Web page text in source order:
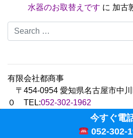
水器のお取替えです に 加古
Search for:
有限会社都商事
〒454-0954 愛知県名古屋市中川
０ TEL:052-302-1962
Copyright © 2020 Miyako limited
今すぐ電
052-302-